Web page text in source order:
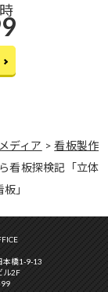
ディア >看板製作
看板探検記「立体
」
本橋1-9-13
ル2F